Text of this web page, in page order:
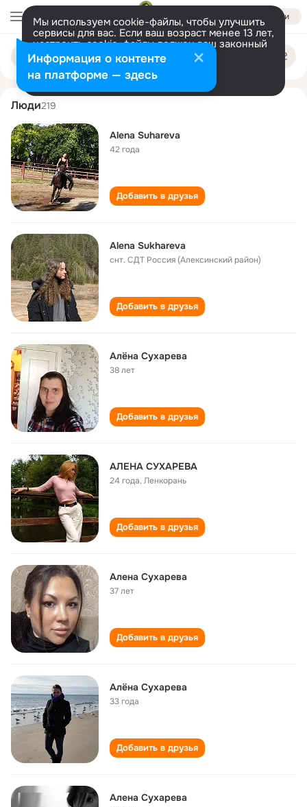
Войти
Мы используем cookie-файлы, чтобы улучшить
сервисы для вас. Если ваш возраст менее 13 лет,
настроить cookie-файлы должен ваш законный
представитель. Больше информации
Разрешить все Настроить
Поиск
людям
alena sukhareva
Люди219
Alena Suhareva
42 года
Добавить в друзья
Alena Sukhareva
снт. СДТ Россия (Алексинский район)
Добавить в друзья
Алёна Сухарева
38 лет
Добавить в друзья
АЛЕНА СУХАРЕВА
24 года,Ленкорань
Добавить в друзья
Алена Сухарева
37 лет
Добавить в друзья
Алёна Сухарева
33 года
Добавить в друзья
Алена Сухарева
Информация о контенте
на платформе — здесь